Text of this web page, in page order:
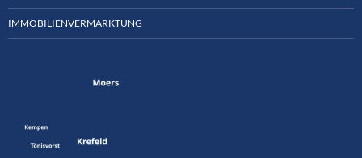
IMMOBILIENVERMARKTUNG